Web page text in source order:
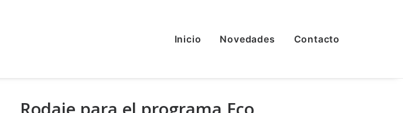
Inicio Novedades Contacto